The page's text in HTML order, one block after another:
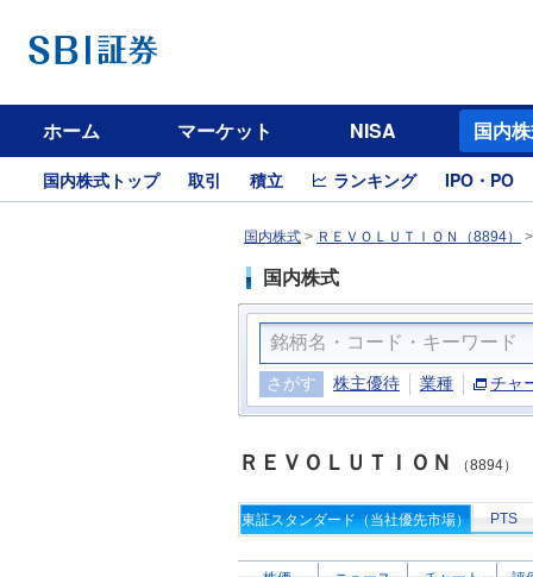
ホーム マーケット NISA 国内
国内株式トップ 取引 積立 ランキング IPO・PO
国内株式 > ＲＥＶＯＬＵＴＩＯＮ（8894）
国内株式
さがす 株主優待 業種 チャ
ＲＥＶＯＬＵＴＩＯＮ （8894）
東証スタンダード（当社優先市場） PTS